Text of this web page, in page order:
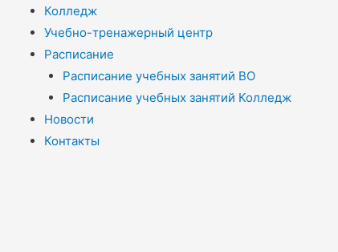
Колледж
Учебно-тренажерный центр
Расписание
Расписание учебных занятий ВО
Расписание учебных занятий Колледж
Новости
Контакты